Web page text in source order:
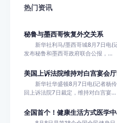
热门资讯
秘鲁与墨西哥恢复外交关系
新华社利马/墨西哥城8月7日电(
发布秘鲁和墨西哥政府联合公报，...
美国上诉法院维持对白宫宴会
新华社华盛顿8月7日电(记者杨伶
回上诉法院7日裁定，维持对白宫宴...
全国首个！健康生活方式医学